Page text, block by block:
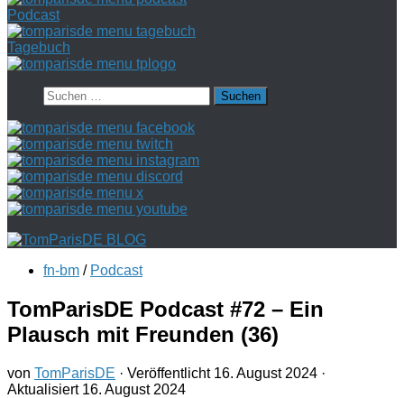
Podcast
Tagebuch
Suchen
nach:
fn-bm / Podcast
TomParisDE Podcast #72 – Ein
Plausch mit Freunden (36)
von TomParisDE · Veröffentlicht 16. August 2024 ·
Aktualisiert 16. August 2024